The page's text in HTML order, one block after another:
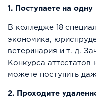
1. Поступаете на
В колледже 18
экономика,
ветеринария и т. д.
Конкурса аттестатов
можете поступить
2. Проходите